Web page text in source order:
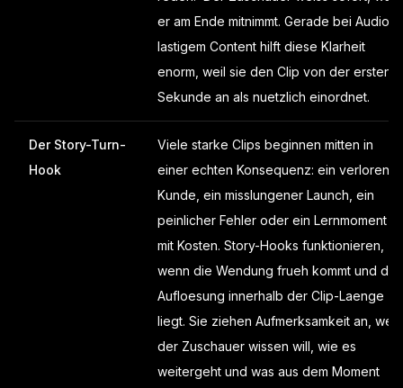
er am Ende mitnimmt. Gerade bei Audio-
lastigem Content hilft diese Klarheit
enorm, weil sie den Clip von der ersten
Sekunde an als nuetzlich einordnet.
Der Story-Turn-
Hook
Viele starke Clips beginnen mitten in
einer echten Konsequenz: ein verlorener
Kunde, ein misslungener Launch, ein
peinlicher Fehler oder ein Lernmoment
mit Kosten. Story-Hooks funktionieren,
wenn die Wendung frueh kommt und die
Aufloesung innerhalb der Clip-Laenge
liegt. Sie ziehen Aufmerksamkeit an, weil
der Zuschauer wissen will, wie es
weitergeht und was aus dem Moment